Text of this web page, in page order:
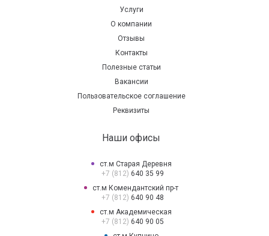
Услуги
О компании
Отзывы
Контакты
Полезные статьи
Вакансии
Пользовательское соглашение
Реквизиты
Наши офисы
ст.м Старая Деревня
+7 (812) 640 35 99
ст.м Комендантский пр-т
+7 (812) 640 90 48
ст.м Академическая
+7 (812) 640 90 05